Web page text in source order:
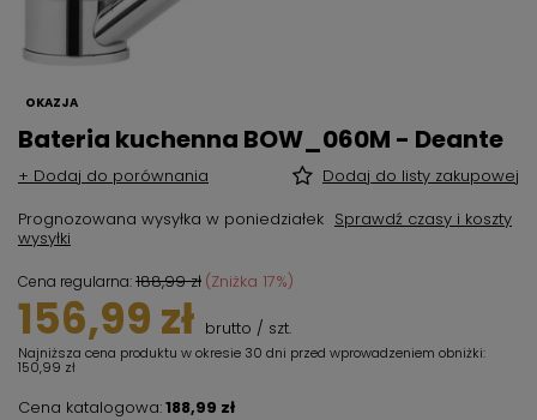
OKAZJA
Bateria kuchenna BOW_060M - Deante
+ Dodaj do porównania
Dodaj do listy zakupowej
Prognozowana wysyłka w poniedziałek Sprawdź czasy i koszty
wysyłki
Cena regularna:188,99 zł (Zniżka 17%)
156,99 zł brutto / szt.
Najniższa cena produktu w okresie 30 dni przed wprowadzeniem obniżki:
150,99 zł
Cena katalogowa:188,99 zł